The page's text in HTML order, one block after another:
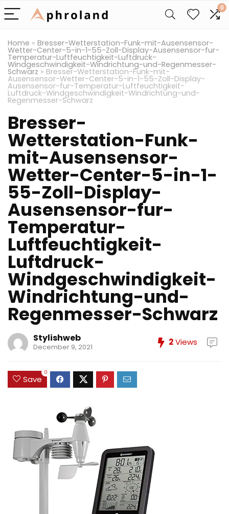
0
Home » Bresser-Wetterstation-Funk-mit-Ausensensor-
Wetter-Center-5-in-1-55-Zoll-Display-Ausensensor-fur-
Temperatur-Luftfeuchtigkeit-Luftdruck-
Windgeschwindigkeit-Windrichtung-und-Regenmesser-
Schwarz » Bresser-Wetterstation-Funk-mit-
Ausensensor-Wetter-Center-5-in-1-55-Zoll-Display-
Ausensensor-fur-Temperatur-Luftfeuchtigkeit-
Luftdruck-Windgeschwindigkeit-Windrichtung-und-
Regenmesser-Schwarz
Bresser-
Wetterstation-Funk-
mit-Ausensensor-
Wetter-Center-5-in-1-
55-Zoll-Display-
Ausensensor-fur-
Temperatur-
Luftfeuchtigkeit-
Luftdruck-
Windgeschwindigkeit-
Windrichtung-und-
Regenmesser-Schwarz
Stylishweb
December 9, 2021 2Views
Save
0